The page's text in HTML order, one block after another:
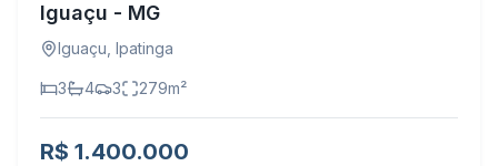
Iguaçu - MG
Iguaçu Ipatinga
3 4 3 279m²
R$ 1.400.000